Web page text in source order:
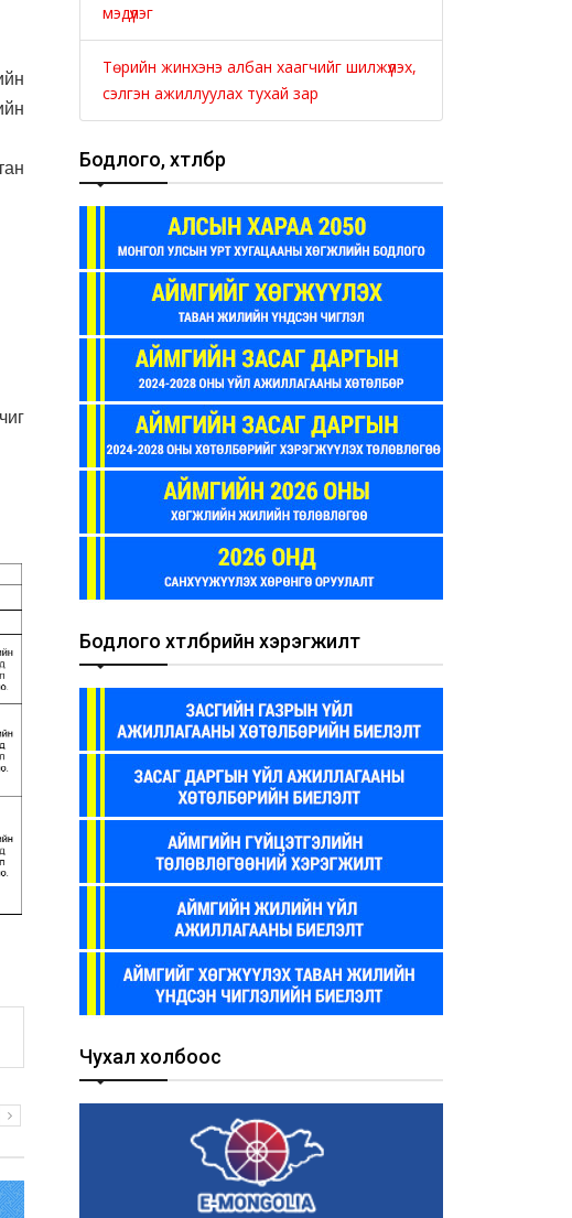
мэдүүлэг
Төрийн жинхэнэ албан хаагчийг шилжүүлэх,
сэлгэн ажиллуулах тухай зар
Бодлого, хөтөлбөр
Бодлого хөтөлбөрийн хэрэгжилт
Чухал холбоос